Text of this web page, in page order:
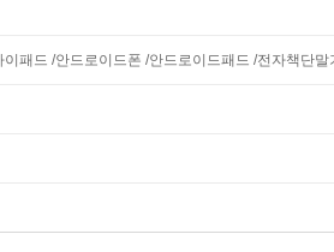
패드 /안드로이드폰 /안드로이드패드 /전자책단